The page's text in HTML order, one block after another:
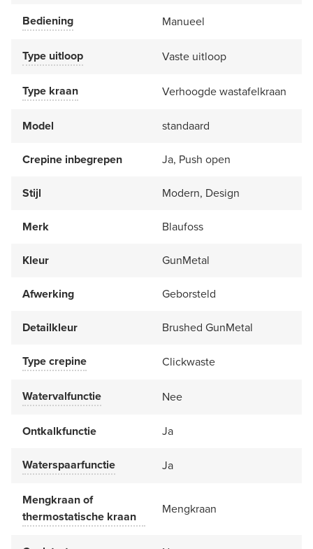
Bediening Manueel
Type uitloop Vaste uitloop
Type kraan Verhoogde wastafelkraan
Model standaard
Crepine inbegrepen Ja, Push open
Stijl Modern, Design
Merk Blaufoss
Kleur GunMetal
Afwerking Geborsteld
Detailkleur Brushed GunMetal
Type crepine Clickwaste
Watervalfunctie Nee
Ontkalkfunctie Ja
Waterspaarfunctie Ja
Mengkraan of
thermostatische kraan
Mengkraan